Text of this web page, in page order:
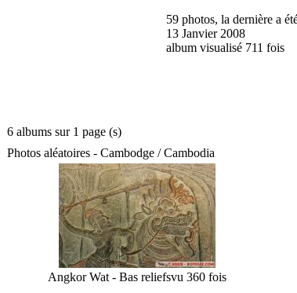
59 photos, la dernière a
13 Janvier 2008
album visualisé 711 fois
6 albums sur 1 page (s)
Photos aléatoires - Cambodge / Cambodia
Angkor Wat - Bas reliefsvu 360 fois